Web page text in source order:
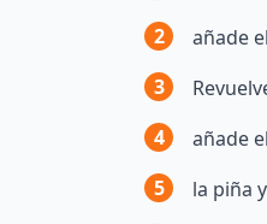
2
añade
3
4
añade
5
la piña